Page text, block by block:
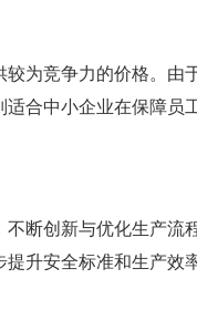
为竞争力的价格。由
合中小企业在保障员
断创新与优化生产流
升安全标准和生产效